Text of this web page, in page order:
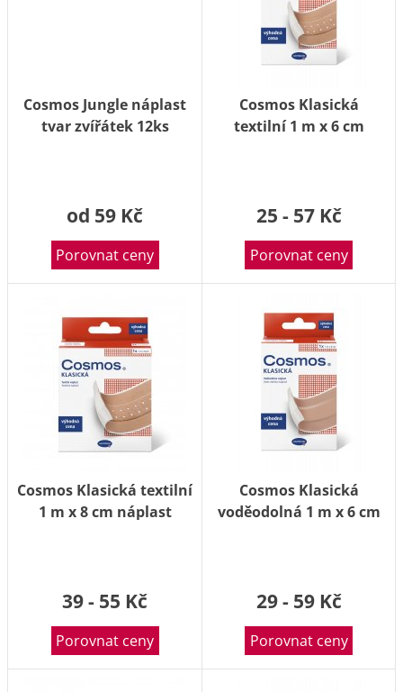
Cosmos Jungle náplast
tvar zvířátek 12ks
od 59 Kč
Porovnat ceny
Cosmos Klasická
textilní 1 m x 6 cm
25 - 57 Kč
Porovnat ceny
Cosmos Klasická textilní
1 m x 8 cm náplast
39 - 55 Kč
Porovnat ceny
Cosmos Klasická
voděodolná 1 m x 6 cm
29 - 59 Kč
Porovnat ceny